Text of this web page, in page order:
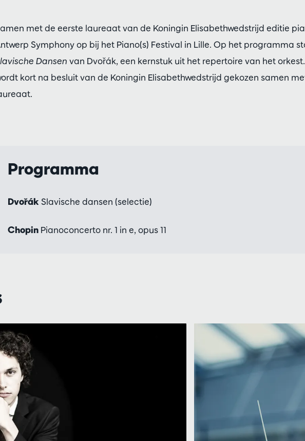
met de eerste laureaat van de Koningin Elisabethwedstrijd editie
Symphony op bij het Piano(s) Festival in Lille. Op het programma
Dansen van Dvořák, een kernstuk uit het repertoire van het
kort na besluit van de Koningin Elisabethwedstrijd gekozen samen
Programma
Dvořák Slavische dansen (selectie)
Chopin Pianoconcerto nr. 1 in e, opus 11